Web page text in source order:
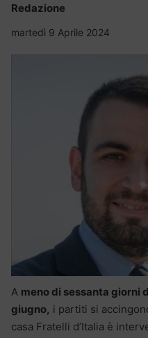
Redazione
martedì 9 Aprile 2024
A meno di sessanta giorni
giugno, i partiti si
casa Fratelli d’Italia è